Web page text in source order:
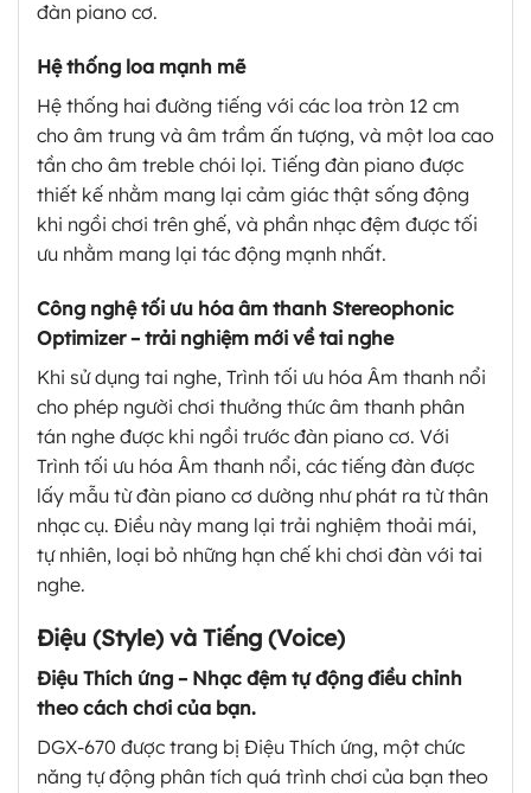
đàn piano cơ.
Hệ thống loa mạnh mẽ
Hệ thống hai đường tiếng với các loa tròn 12 cm
cho âm trung và âm trầm ấn tượng, và một loa cao
tần cho âm treble chói lọi. Tiếng đàn piano được
thiết kế nhằm mang lại cảm giác thật sống động
khi ngồi chơi trên ghế, và phần nhạc đệm được tối
ưu nhằm mang lại tác động mạnh nhất.
Công nghệ tối ưu hóa âm thanh Stereophonic
Optimizer – trải nghiệm mới về tai nghe
Khi sử dụng tai nghe, Trình tối ưu hóa Âm thanh nổi
cho phép người chơi thưởng thức âm thanh phân
tán nghe được khi ngồi trước đàn piano cơ. Với
Trình tối ưu hóa Âm thanh nổi, các tiếng đàn được
lấy mẫu từ đàn piano cơ dường như phát ra từ thân
nhạc cụ. Điều này mang lại trải nghiệm thoải mái,
tự nhiên, loại bỏ những hạn chế khi chơi đàn với tai
nghe.
Điệu (Style) và Tiếng (Voice)
Điệu Thích ứng – Nhạc đệm tự động điều chỉnh
theo cách chơi của bạn.
DGX-670 được trang bị Điệu Thích ứng, một chức
năng tự động phân tích quá trình chơi của bạn theo